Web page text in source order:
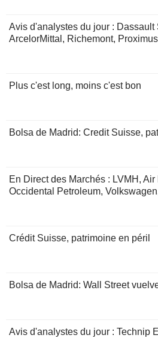
Avis d'analystes du jour : Dassault
ArcelorMittal, Richemont,
Plus c'est long, moins c'est bon
Bolsa de Madrid: Credit Suisse,
En Direct des Marchés : LVMH,
Occidental Petroleum,
Crédit Suisse, patrimoine en péril
Bolsa de Madrid: Wall Street
Avis d'analystes du jour : Technip